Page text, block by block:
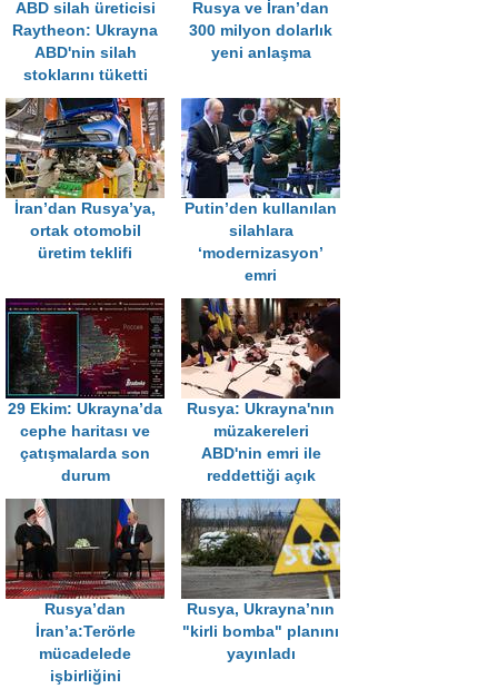
ABD silah üreticisi
Raytheon: Ukrayna
ABD'nin silah
stoklarını tüketti
Rusya ve İran’dan
300 milyon dolarlık
yeni anlaşma
İran’dan Rusya’ya,
ortak otomobil
üretim teklifi
Putin’den kullanılan
silahlara
‘modernizasyon’
emri
29 Ekim: Ukrayna’da
cephe haritası ve
çatışmalarda son
durum
Rusya: Ukrayna'nın
müzakereleri
ABD'nin emri ile
reddettiği açık
Rusya’dan
İran’a:Terörle
mücadelede
işbirliğini
Rusya, Ukrayna’nın
"kirli bomba" planını
yayınladı